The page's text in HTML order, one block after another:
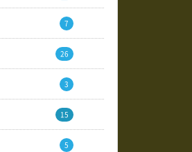
7
26
3
15
5